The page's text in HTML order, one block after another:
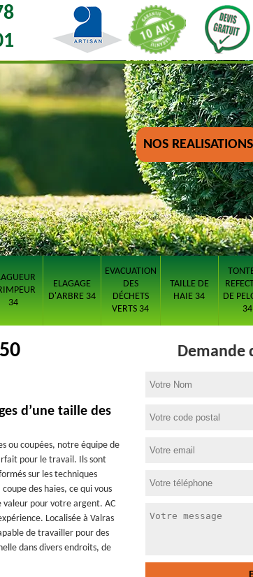
NOS REALISATIONS
34
ELAGAGE
D'ARBRE 34
EVACUATION
DES
DÉCHETS
VERTS 34
TAILLE DE
HAIE 34
DE
34
d’une taille des
ou coupées, notre équipe de
pour le travail. Ils sont
sur les techniques
des haies, ce qui vous
pour votre argent. AC
Localisée à Valras
de travailler pour des
dans divers endroits, de
Demande